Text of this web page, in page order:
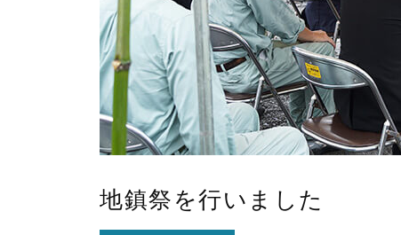
地鎮祭を行いました